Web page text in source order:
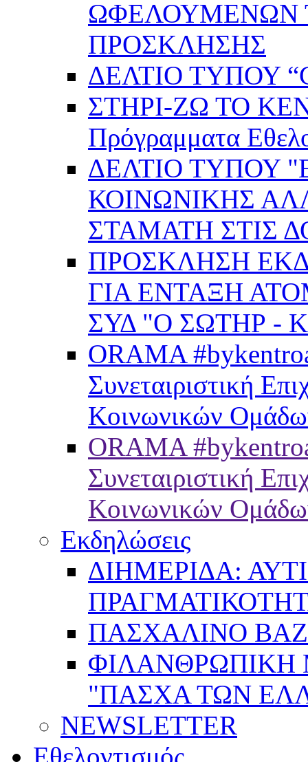
ΩΦΕΛΟΥΜΕΝΩΝ
ΠΡΟΣΚΛΗΣΗΣ
ΔΕΛΤΙΟ ΤΥΠΟΥ
ΣΤΗΡΙ-ΖΩ ΤΟ
Πρόγραμματα
ΔΕΛΤΙΟ ΤΥΠΟΥ
ΚΟΙΝΩΝΙΚΗΣ
ΣΤΑΜΑΤΗ ΣΤΙΣ
ΠΡΟΣΚΛΗΣΗ
ΓΙΑ ΕΝΤΑΞΗ
ΣΥΔ "Ο ΣΩΤΗΡ -
ORAMA
Συνεταιριστική
Κοινωνικών
ORAMA
Συνεταιριστική
Κοινωνικών
Εκδηλώσεις
ΔΙΗΜΕΡΙΔΑ:
ΠΑΣΧΑΛΙΝΟ
"ΠΑΣΧΑ ΤΩΝ
NEWSLETTER
Εθελοντισμός